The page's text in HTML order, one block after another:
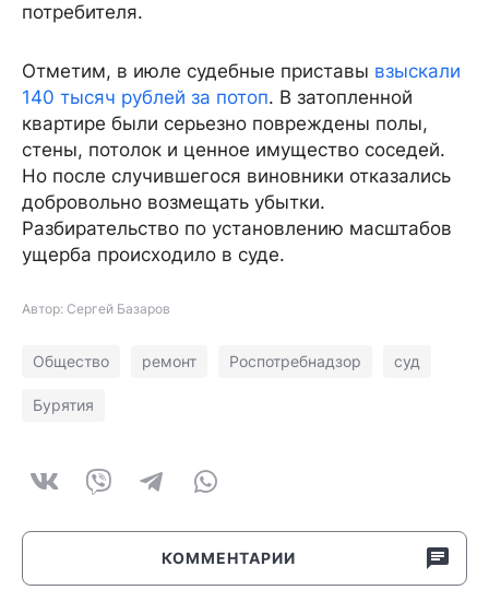
потребителя.
Отметим, в июле судебные приставы взыскали
140 тысяч рублей за потоп. В затопленной
квартире были серьезно повреждены полы,
стены, потолок и ценное имущество соседей.
Но после случившегося виновники отказались
добровольно возмещать убытки.
Разбирательство по установлению масштабов
ущерба происходило в суде.
Автор: Сергей Базаров
Общество ремонт Роспотребнадзор суд
Бурятия
КОММЕНТАРИИ